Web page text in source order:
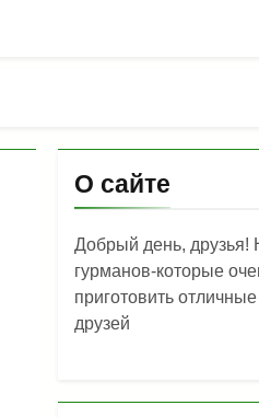
О сайте
Добрый день, друзья!
гурманов-которые
приготовить
друзей